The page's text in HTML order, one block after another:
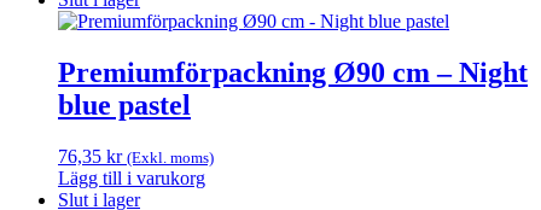
Premiumförpackning Ø90 cm – Night
blue pastel
76,35 kr (Exkl. moms)
Lägg till i varukorg
Slut i lager